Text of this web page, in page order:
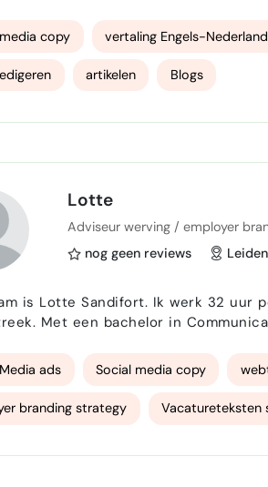
blijvende zorgen om die
copy vertaling Engels-
artikelen Blogs
Lotte
Adviseur werving / employer
nog geen reviews
Leiden
is Lotte Sandifort. Ik werk 32 uur
Met een bachelor in
ads Social media copy
branding strategy Vacatureteksten